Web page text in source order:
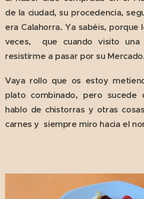
de la ciudad, su procedencia,
era Calahorra. Ya sabéis, porque
veces, que cuando visito una
resistirme a pasar por su
Vaya rollo que os estoy
plato combinado, pero sucede
hablo de chistorras y otras
carnes y siempre miro hacia el